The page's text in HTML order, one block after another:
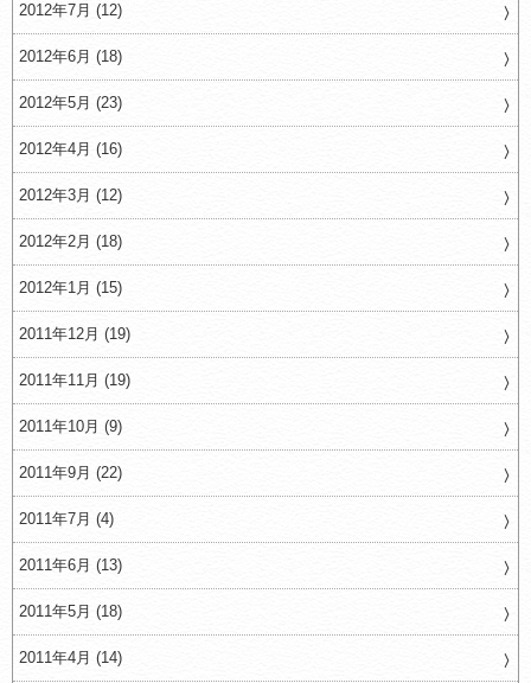
2012年7月 (12)
2012年6月 (18)
2012年5月 (23)
2012年4月 (16)
2012年3月 (12)
2012年2月 (18)
2012年1月 (15)
2011年12月 (19)
2011年11月 (19)
2011年10月 (9)
2011年9月 (22)
2011年7月 (4)
2011年6月 (13)
2011年5月 (18)
2011年4月 (14)